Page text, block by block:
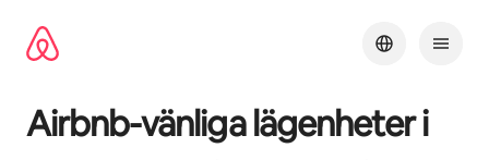
innehåll
Airbnb-vänliga lägenheter i